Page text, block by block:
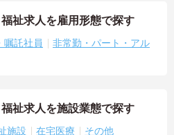
祉求人を雇用形態で探す
嘱託社員
非常勤・パート・アル
祉求人を施設業態で探す
施設 在宅医療 その他